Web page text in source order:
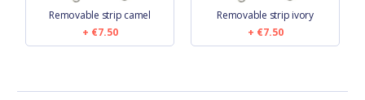
Removable strip camel
€7.50
Removable strip ivory
€7.50